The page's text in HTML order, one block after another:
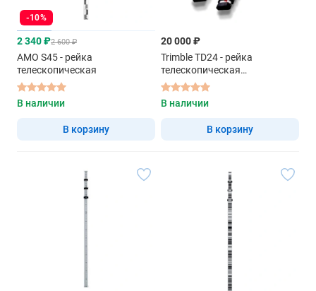
-10%
2 340 ₽2 600 ₽
AMO S45 - рейка
телескопическая
В наличии
В корзину
20 000 ₽
Trimble TD24 - рейка
телескопическая
алюминиевая
В наличии
В корзину